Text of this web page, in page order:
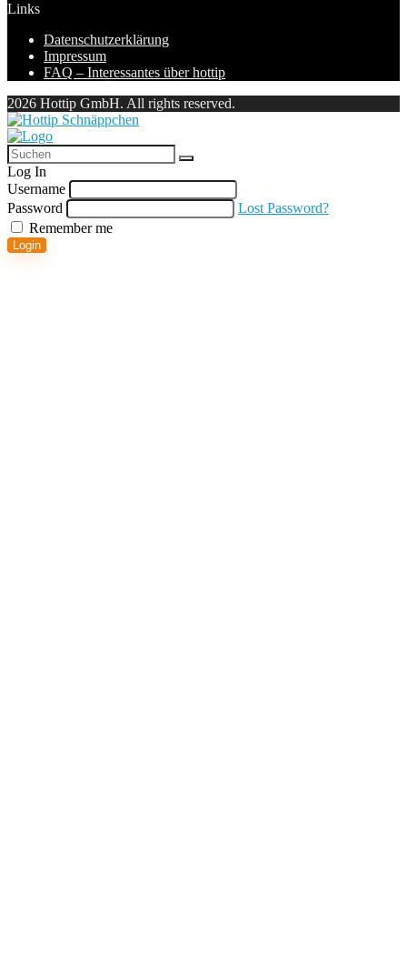
Links
Datenschutzerklärung
Impressum
FAQ – Interessantes über hottip
2026 Hottip GmbH. All rights reserved.
Log In
Username
Password
Lost Password?
Remember me
Login